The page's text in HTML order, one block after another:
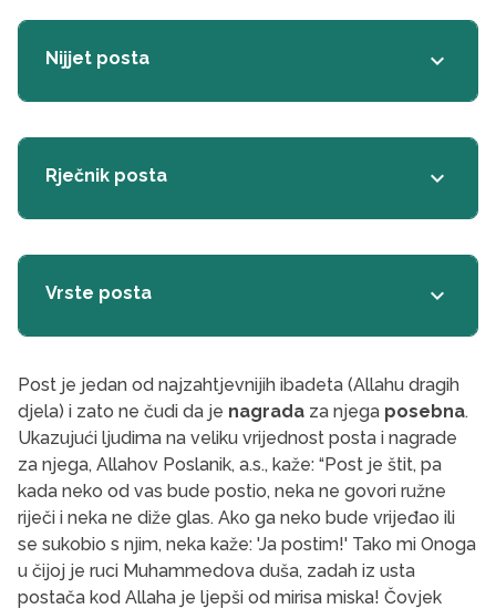
Nijjet posta keyboard_arrow_down
Rječnik posta keyboard_arrow_down
Vrste posta keyboard_arrow_down
Post je jedan od najzahtjevnijih ibadeta (Allahu dragih
djela) i zato ne čudi da je nagrada za njega posebna.
Ukazujući ljudima na veliku vrijednost posta i nagrade
za njega, Allahov Poslanik, a.s., kaže: “Post je štit, pa
kada neko od vas bude postio, neka ne govori ružne
riječi i neka ne diže glas. Ako ga neko bude vrijeđao ili
se sukobio s njim, neka kaže: 'Ja postim!' Tako mi Onoga
u čijoj je ruci Muhammedova duša, zadah iz usta
postača kod Allaha je ljepši od mirisa miska! Čovjek